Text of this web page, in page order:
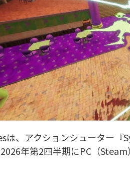
は、アクションシューター『
年第2四半期にPC（